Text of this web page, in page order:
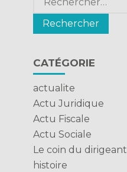
CATÉGORIE
actualite
Actu Juridique
Actu Fiscale
Actu Sociale
Le coin du dirigeant
histoire